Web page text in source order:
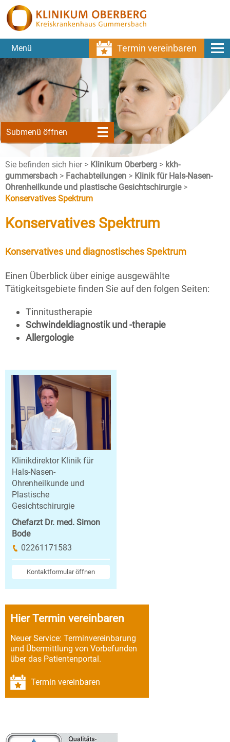
Termin vereinbaren
Menü
Submenü öffnen
Sie befinden sich hier > Klinikum Oberberg > kkh-
gummersbach > Fachabteilungen > Klinik für Hals-Nasen-
Ohrenheilkunde und plastische Gesichtschirurgie >
Konservatives Spektrum
Konservatives Spektrum
Konservatives und diagnostisches Spektrum
Einen Überblick über einige ausgewählte
Tätigkeitsgebiete finden Sie auf den folgen Seiten:
Tinnitustherapie
Schwindeldiagnostik und -therapie
Allergologie
Klinikdirektor Klinik für
Hals-Nasen-
Ohrenheilkunde und
Plastische
Gesichtschirurgie
Chefarzt Dr. med. Simon
Bode
02261171583
Kontaktformular öffnen
Hier Termin vereinbaren
Neuer Service: Terminvereinbarung
und Übermittlung von Vorbefunden
über das Patientenportal.
Termin vereinbaren